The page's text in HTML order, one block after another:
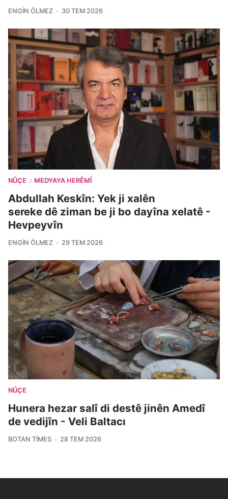
ENGIN ÖLMEZ 30 TEM 2026
NÛÇE / MEDYAYA HERÊMÎ
Abdullah Keskîn: Yek ji xalên
sereke dê ziman be ji bo dayîna xelatê -
Hevpeyvîn
ENGIN ÖLMEZ 29 TEM 2026
NÛÇE
Hunera hezar salî di destê jinên Amedî
de vedijîn - Veli Baltacı
BOTAN TIMES 28 TEM 2026